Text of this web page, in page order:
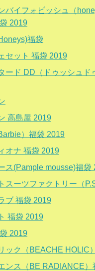
バイフォビッシュ（
2019
福袋
セット 福袋 2019
ード DD（ドゥッシュド
高島屋 2019
）福袋 2019
オナ 福袋 2019
ス(Pample mousse)福袋
スーツファクトリー（
ブ 福袋 2019
福袋 2019
2019
ック（BEACHE HOLIC
ンス（BE RADIANCE）